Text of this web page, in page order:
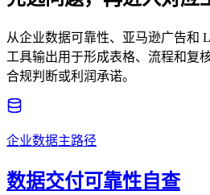
从企业数据可靠性、亚马逊广告和
工具输出用于形成表格、流程和复
合规判断或利润承诺。
企业数据主路径
数据交付可靠性自查